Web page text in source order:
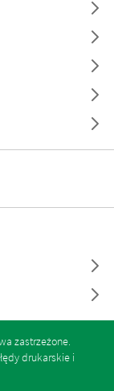
zastrzeżone.
drukarskie i